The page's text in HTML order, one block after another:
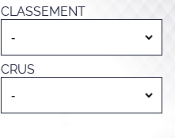
CLASSEMENT
CRUS